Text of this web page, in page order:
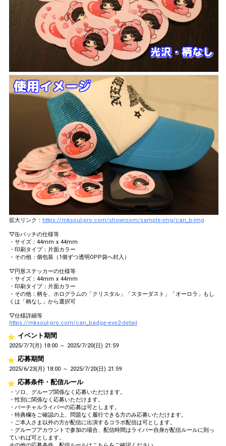
拡大リンク： https://mksoul-pro.com/showroom/sample-img/can_b-img
▽缶バッチの仕様等
・サイズ：44mm x 44mm
・印刷タイプ：片面カラー
・その他：個包装（1個ずつ透明OPP袋へ封入）
▽円形ステッカーの仕様等
・サイズ：44mm x 44mm
・印刷タイプ：片面カラー
・その他：柄を、ホログラムの「クリスタル」「スターダスト」「オーロラ」もし
くは「柄なし」から選択可
▽仕様詳細等
https://mksoul-pro.com/can_badge-eve2-detail
イベント期間
2025/7/7(月) 18:00 ～ 2025/7/20(日) 21:59
応募期間
2025/6/23(月) 18:00 ～ 2025/7/20(日) 21:59
応募条件・配信ルール
・ソロ、グループ関係なく応募いただけます。
・性別に関係なく応募いただけます。
・バーチャルライバーの応募は可とします。
・特典欄をご確認の上、問題なく履行できる方のみ応募いただけます。
・ご本人さま以外の方が配信に出演するコラボ配信は可とします。
・グループアカウントで参加の場合、配信時間はライバー自身が配信ルールに則っ
ていれば可とします。